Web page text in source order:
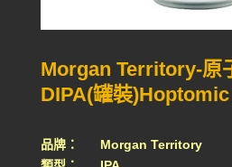
Morgan Territory-原
DIPA(罐裝
品牌： Morgan Territory